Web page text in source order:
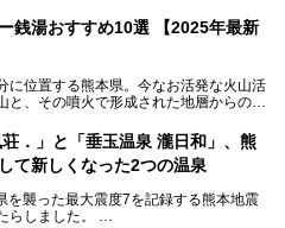
良さにも定評があります。
泉ライターの私が実際に入浴した中か
ーンに分類し、合計10施設を厳選して
ぐりの参考にして下さいね！
銭湯おすすめ10選 【2025年最新
に位置する熊本県。今なお活発な火山活
と、その噴火で形成された地層からの湧
内の至るところから温泉が湧いている温
山鹿温泉、玉名温泉、黒川温泉、人吉温
豊富です。なかでも注目のスーパー銭湯
した。
荘．」と「垂玉温泉 瀧日和」、熊
て新しくなった2つの温泉
を襲った最大震度7を記録する熊本地震
らしました。